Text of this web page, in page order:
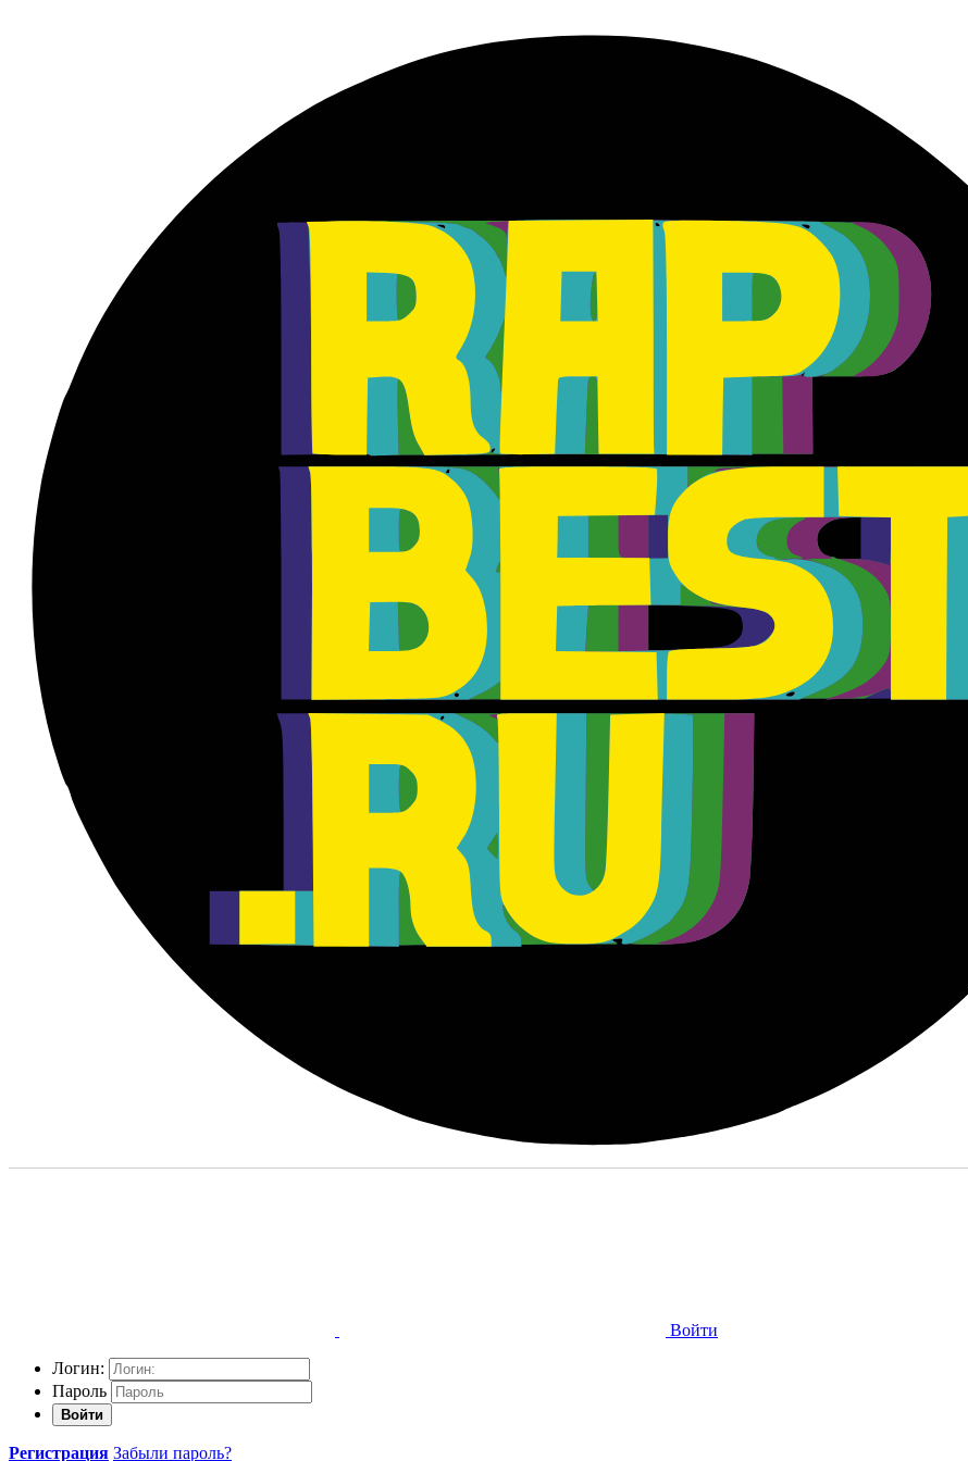
Войти
Логин:
Пароль
Войти
Регистрация Забыли пароль?